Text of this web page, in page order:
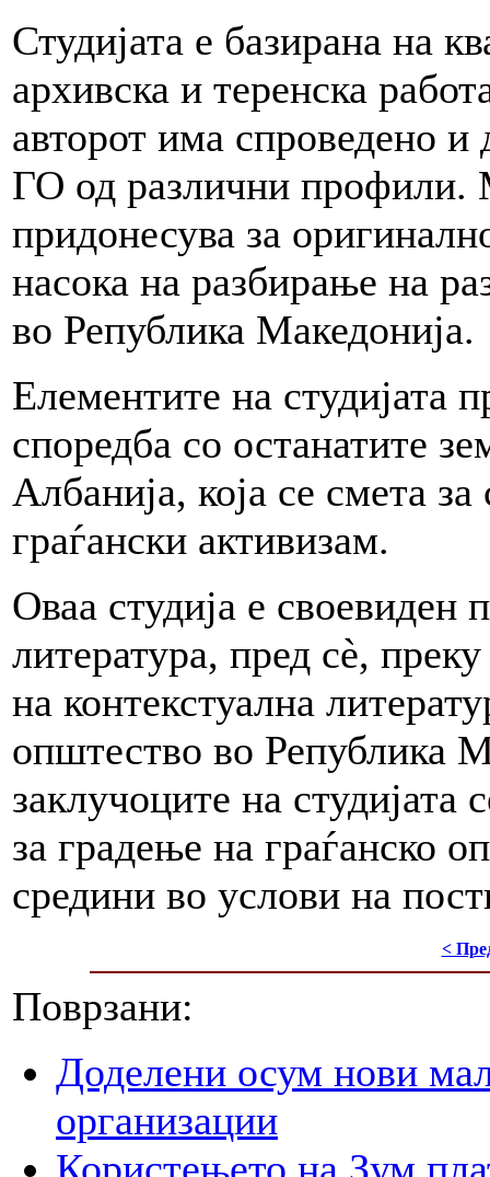
Студијата е базирана на
архивска и теренска
авторот има спроведено и
ГО од различни профили.
придонесува за
насока на разбирање на
во Република Македонија.
Елементите на студијата
споредба со останатите
Албанија, која се смета
граѓански активизам.
Оваа студија е своевиден
литература, пред сè,
на контекстуална
општество во Република
заклучоците на студијата
за градење на граѓанско
средини во услови на
<
Поврзани:
Доделени осум нови
организации